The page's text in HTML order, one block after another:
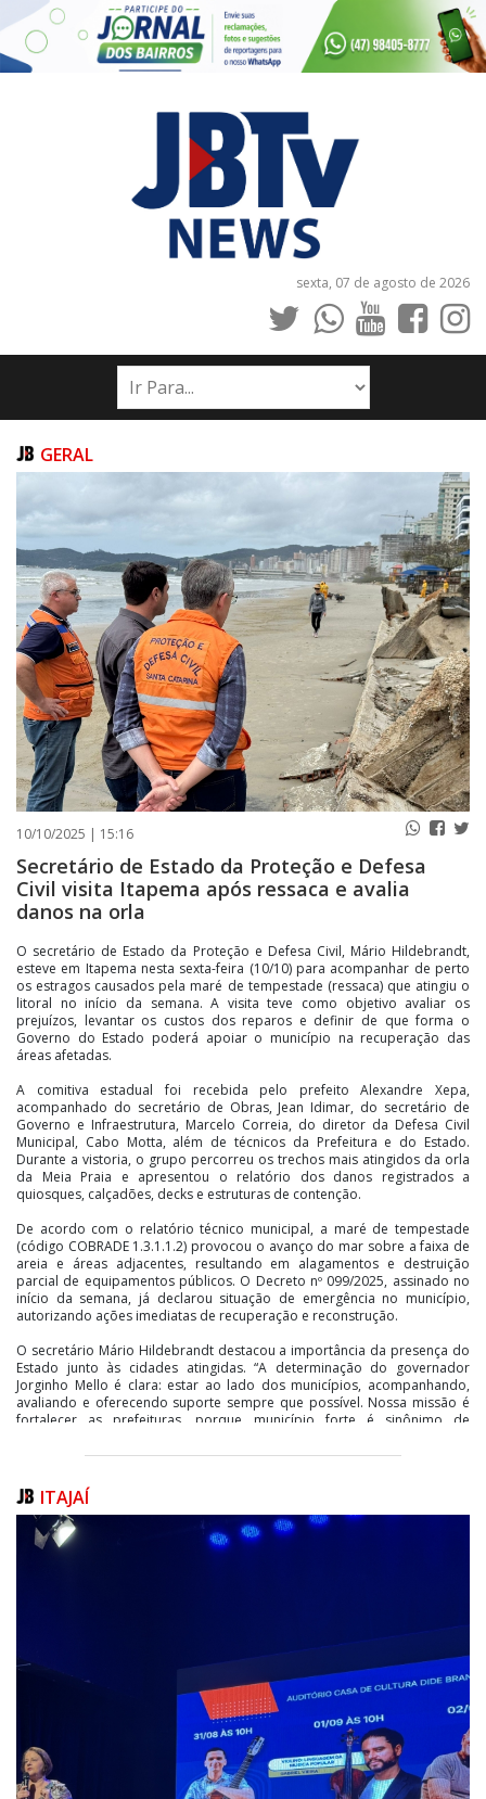
sexta, 07 de agosto de 2026
INÍCIO
NOTÍCIAS
PUBLICAÇÕES LEGAIS
CONTATO
GERAL
10/10/2025 | 15:16
Secretário de Estado da Proteção e Defesa
Civil visita Itapema após ressaca e avalia
danos na orla
O secretário de Estado da Proteção e Defesa Civil, Mário Hildebrandt,
esteve em Itapema nesta sexta-feira (10/10) para acompanhar de perto
os estragos causados pela maré de tempestade (ressaca) que atingiu o
litoral no início da semana. A visita teve como objetivo avaliar os
prejuízos, levantar os custos dos reparos e definir de que forma o
Governo do Estado poderá apoiar o município na recuperação das
áreas afetadas.
A comitiva estadual foi recebida pelo prefeito Alexandre Xepa,
acompanhado do secretário de Obras, Jean Idimar, do secretário de
Governo e Infraestrutura, Marcelo Correia, do diretor da Defesa Civil
Municipal, Cabo Motta, além de técnicos da Prefeitura e do Estado.
Durante a vistoria, o grupo percorreu os trechos mais atingidos da orla
da Meia Praia e apresentou o relatório dos danos registrados a
quiosques, calçadões, decks e estruturas de contenção.
De acordo com o relatório técnico municipal, a maré de tempestade
(código COBRADE 1.3.1.1.2) provocou o avanço do mar sobre a faixa de
areia e áreas adjacentes, resultando em alagamentos e destruição
parcial de equipamentos públicos. O Decreto nº 099/2025, assinado no
início da semana, já declarou situação de emergência no município,
autorizando ações imediatas de recuperação e reconstrução.
O secretário Mário Hildebrandt destacou a importância da presença do
Estado junto às cidades atingidas. “A determinação do governador
Jorginho Mello é clara: estar ao lado dos municípios, acompanhando,
avaliando e oferecendo suporte sempre que possível. Nossa missão é
fortalecer as prefeituras, porque município forte é sinônimo de
disposição de Itapema para auxiliar no que for necessário.”
O prefeito Alexandre Xepa agradeceu o apoio e ressaltou a parceria
com o Governo do Estado. “Quero agradecer ao nosso governador
Jorginho Mello e ao secretário Mário Hildebrandt, que mais uma vez
estão presentes aqui em Itapema. Essa aproximação com o Estado é
muito importante para enfrentarmos os desafios e garantirmos
A Defesa Civil de Itapema segue atuando em conjunto com as secretarias
municipais e o Governo do Estado para restabelecer as áreas afetadas
antes da temporada de verão, com foco na reconstrução dos calçadões,
reforço das estruturas danificadas e recuperação da faixa de areia.
ITAJAÍ